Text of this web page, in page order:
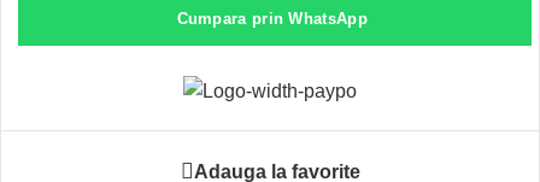
Cumpara prin WhatsApp
Adauga la favorite